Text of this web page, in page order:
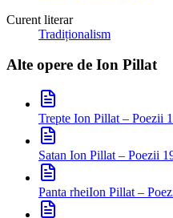
Curent literar
Tradiționalism
Alte opere de Ion Pillat
Trepte Ion Pillat – Poezii
Satan Ion Pillat – Poezii
Panta rheiIon Pillat –